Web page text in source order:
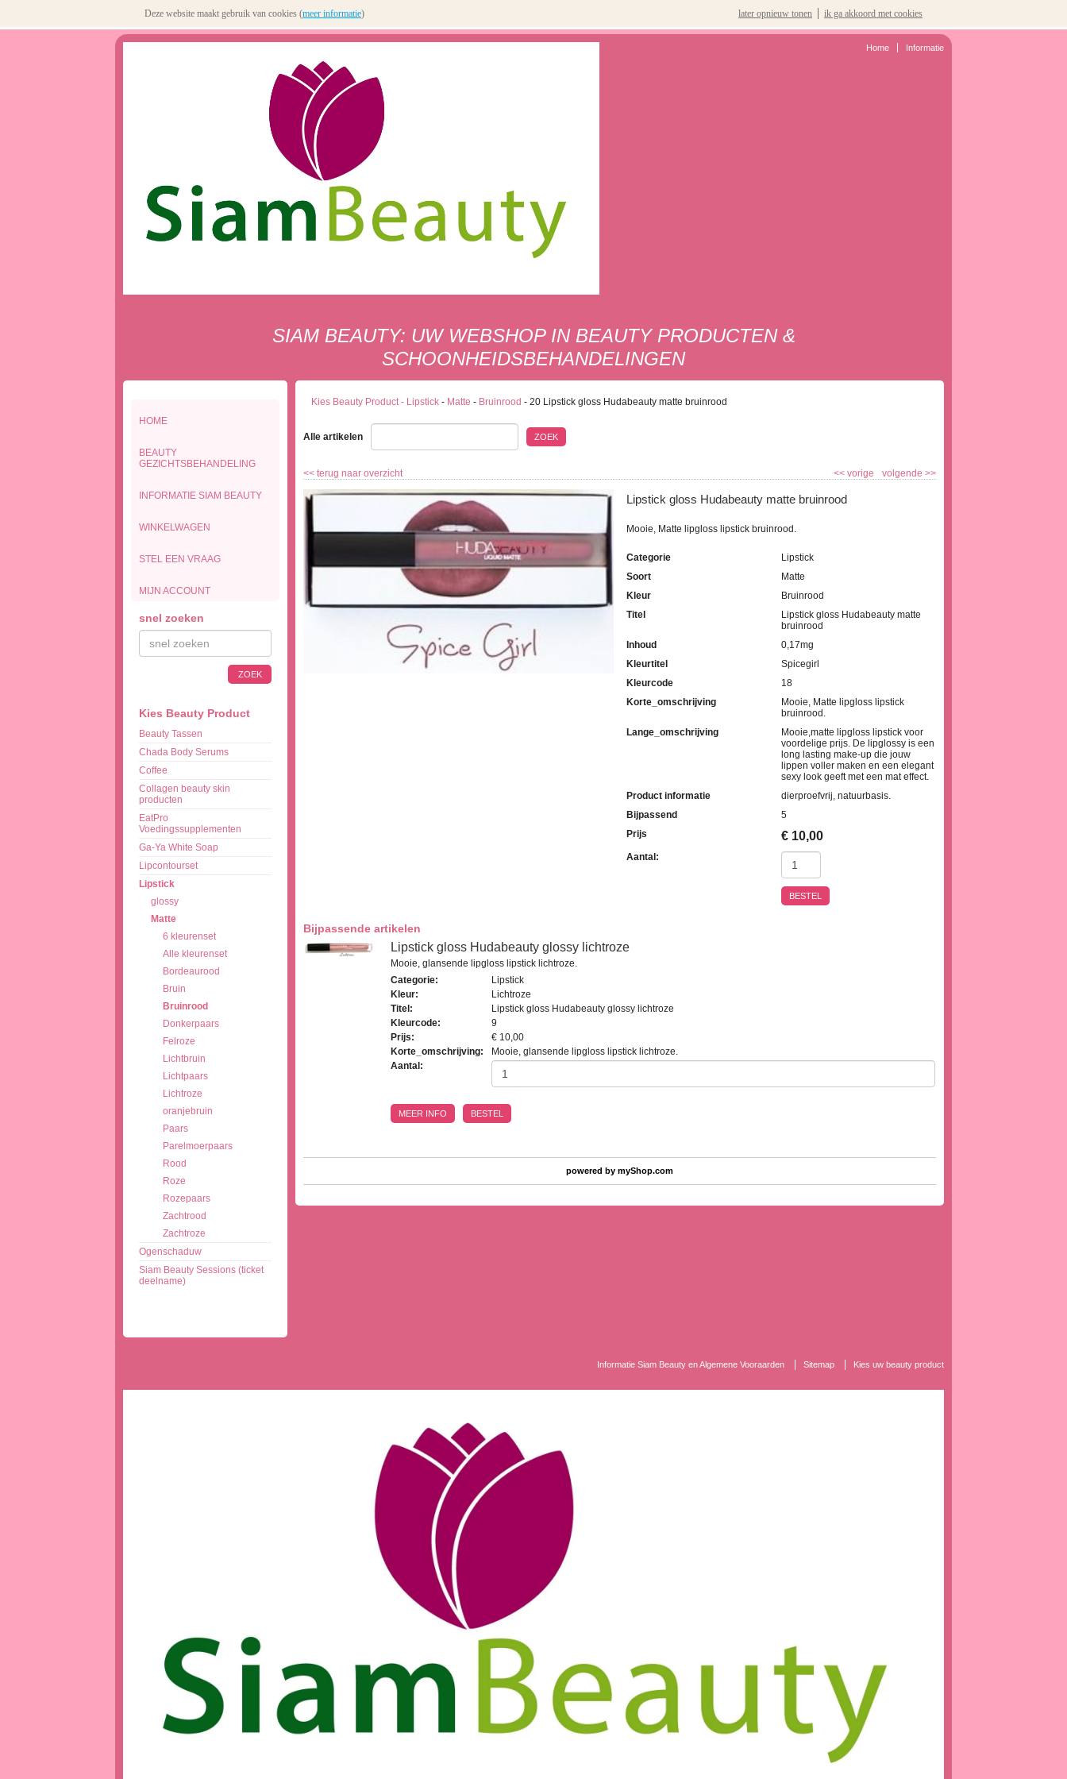
Home Informatie
SIAM BEAUTY: UW WEBSHOP IN BEAUTY PRODUCTEN &
SCHOONHEIDSBEHANDELINGEN
HOME
BEAUTY
GEZICHTSBEHANDELING
INFORMATIE SIAM BEAUTY
WINKELWAGEN
STEL EEN VRAAG
MIJN ACCOUNT
snel zoeken
ZOEK
Kies Beauty Product
Beauty Tassen
Chada Body Serums
Coffee
Collagen beauty skin
producten
EatPro
Voedingssupplementen
Ga-Ya White Soap
Lipcontourset
Lipstick
glossy
Matte
6 kleurenset
Alle kleurenset
Bordeaurood
Bruin
Bruinrood
Donkerpaars
Felroze
Lichtbruin
Lichtpaars
Lichtroze
oranjebruin
Paars
Parelmoerpaars
Rood
Roze
Rozepaars
Zachtrood
Zachtroze
Ogenschaduw
Siam Beauty Sessions (ticket
deelname)
Kies Beauty Product - Lipstick - Matte - Bruinrood -20 Lipstick gloss Hudabeauty matte bruinrood
Alle artikelen ZOEK
<<terug naar overzicht volgende >>
<< vorige
Lipstick gloss Hudabeauty matte bruinrood
Mooie, Matte lipgloss lipstick bruinrood.
Categorie
Lipstick
Soort
Matte
Kleur
Bruinrood
Titel
Lipstick gloss Hudabeauty matte
bruinrood
Inhoud
0,17mg
Kleurtitel
Spicegirl
Kleurcode
18
Korte_omschrijving
Mooie, Matte lipgloss lipstick
bruinrood.
Lange_omschrijving
Mooie,matte lipgloss lipstick voor
voordelige prijs. De lipglossy is een
long lasting make-up die jouw
lippen voller maken en een elegant
sexy look geeft met een mat effect.
Product informatie
dierproefvrij, natuurbasis.
Bijpassend
5
Prijs
€ 10,00
Aantal:
BESTEL
Bijpassende artikelen
Lipstick gloss Hudabeauty glossy lichtroze
Mooie, glansende lipgloss lipstick lichtroze.
Categorie:
Lipstick
Kleur:
Lichtroze
Titel :
Lipstick gloss Hudabeauty glossy lichtroze
Kleurcode:
9
Prijs:
€ 10,00
Korte_omschrijving:
Mooie, glansende lipgloss lipstick lichtroze.
Aantal:
MEER INFO BESTEL
powered bymyShop.com
Informatie Siam Beauty en Algemene Vooraarden Sitemap Kies uw beauty product
Deze website maakt gebruik van cookies (meer informatie) later opnieuw tonen ik ga akkoord met cookies